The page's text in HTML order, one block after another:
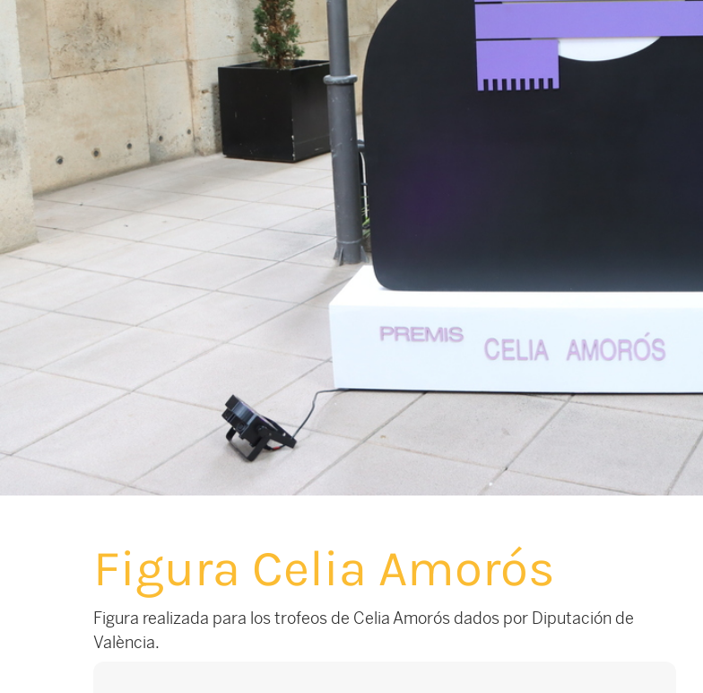
Figura Celia Amorós
Figura realizada para los trofeos de Celia Amorós dados por Diputación de
València.